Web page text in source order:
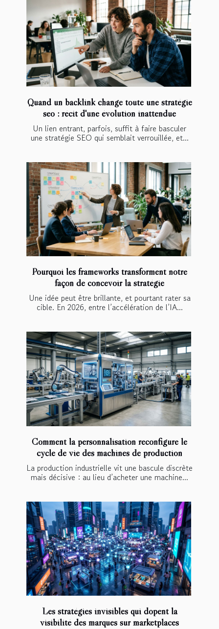
Quand un backlink change toute une stratégie
seo : récit d'une évolution inattendue
Un lien entrant, parfois, suffit à faire basculer
une stratégie SEO qui semblait verrouillée, et...
Pourquoi les frameworks transforment notre
façon de concevoir la stratégie
Une idée peut être brillante, et pourtant rater sa
cible. En 2026, entre l’accélération de l’IA...
Comment la personnalisation reconfigure le
cycle de vie des machines de production
La production industrielle vit une bascule discrète
mais décisive : au lieu d’acheter une machine...
Les stratégies invisibles qui dopent la
visibilité des marques sur marketplaces